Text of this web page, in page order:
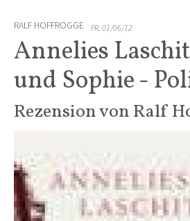
RALF HOFFROGGE FR, 01/06/12
Annelies
und Sophie -
Rezension von Ralf